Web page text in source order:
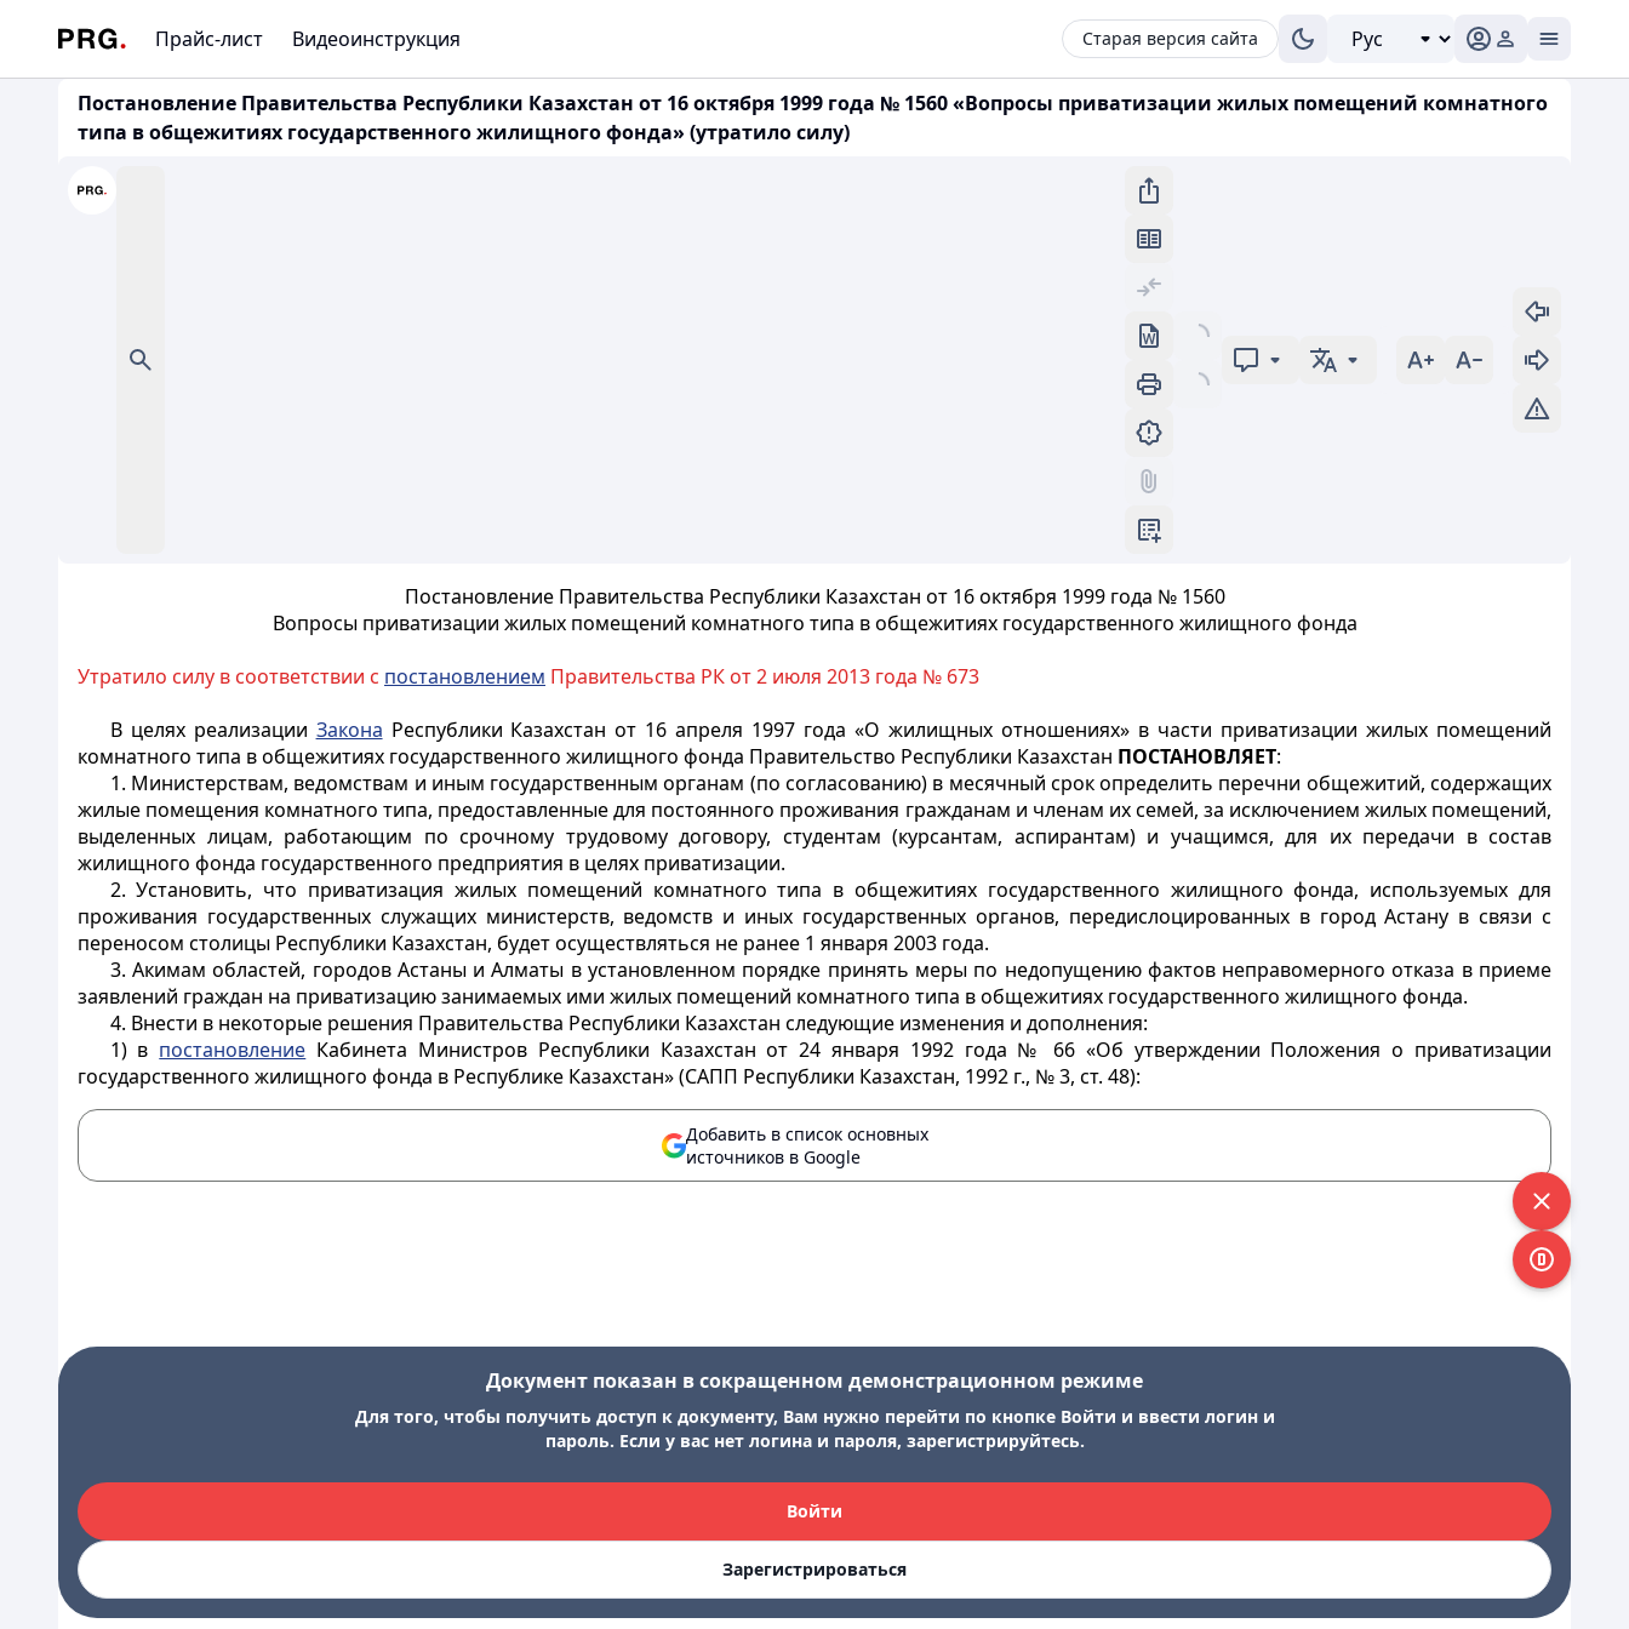
Прайс-лист Видеоинструкция Старая версия сайта
Постановление Правительства Республики Казахстан от 16 октября 1999 года № 1560 «Вопросы приватизации жилых помещений комнатного
типа в общежитиях государственного жилищного фонда» (утратило силу)
Постановление Правительства Республики Казахстан от 16 октября 1999 года № 1560
Вопросы приватизации жилых помещений комнатного типа в общежитиях государственного жилищного фонда
Утратило силу в соответствии с постановлением Правительства РК от 2 июля 2013 года № 673
В целях реализации Закона Республики Казахстан от 16 апреля 1997 года «О жилищных отношениях» в части приватизации жилых помещений
комнатного типа в общежитиях государственного жилищного фонда Правительство Республики Казахстан ПОСТАНОВЛЯЕТ:
1. Министерствам, ведомствам и иным государственным органам (по согласованию) в месячный срок определить перечни общежитий, содержащих
жилые помещения комнатного типа, предоставленные для постоянного проживания гражданам и членам их семей, за исключением жилых помещений,
выделенных лицам, работающим по срочному трудовому договору, студентам (курсантам, аспирантам) и учащимся, для их передачи в состав
жилищного фонда государственного предприятия в целях приватизации.
2. Установить, что приватизация жилых помещений комнатного типа в общежитиях государственного жилищного фонда, используемых для
проживания государственных служащих министерств, ведомств и иных государственных органов, передислоцированных в город Астану в связи с
переносом столицы Республики Казахстан, будет осуществляться не ранее 1 января 2003 года.
3. Акимам областей, городов Астаны и Алматы в установленном порядке принять меры по недопущению фактов неправомерного отказа в приеме
заявлений граждан на приватизацию занимаемых ими жилых помещений комнатного типа в общежитиях государственного жилищного фонда.
4. Внести в некоторые решения Правительства Республики Казахстан следующие изменения и дополнения:
1) в постановление Кабинета Министров Республики Казахстан от 24 января 1992 года № 66 «Об утверждении Положения о приватизации
государственного жилищного фонда в Республике Казахстан» (САПП Республики Казахстан, 1992 г., № 3, ст. 48):
Добавить в список основных
источников в Google
Документ показан в сокращенном демонстрационном режиме
Для того, чтобы получить доступ к документу, Вам нужно перейти по кнопке Войти и ввести логин и
пароль. Если у вас нет логина и пароля, зарегистрируйтесь.
Войти
Зарегистрироваться